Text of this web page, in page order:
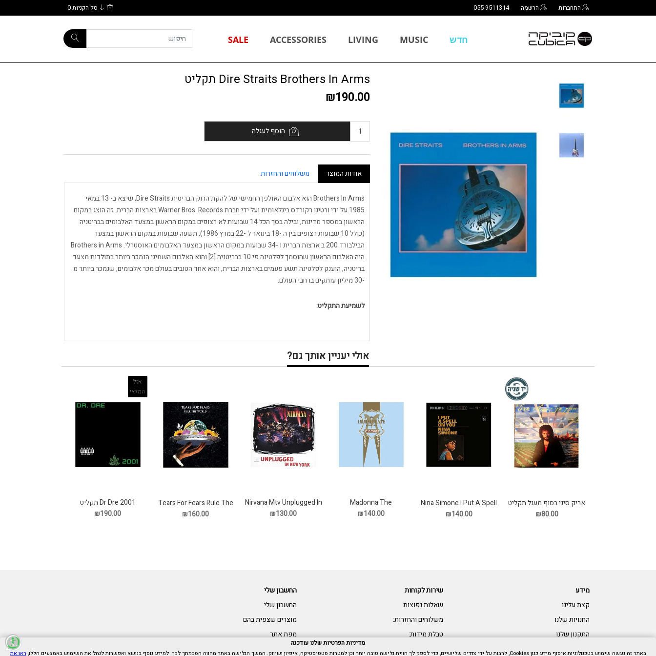
התחברות הרשמה 055-9511314 סל הקניות0
חדש MUSIC
LIVING
ACCESSORIES
SALE
Dire Straits Brothers In Arms תקליט
₪190.00
הוסף לעגלה
אודות המוצר משלוחים והחזרות
Brothers In Arms הוא אלבום האולפן החמישי של להקת הרוק הבריטית Dire Straits, שיצא ב- 13 במאי
1985 על ידי ורטיגו רקורדס בינלאומית ועל ידי חברת Warner Bros. Records בארצות הברית. זה הוצג במקום
הראשון במספר מדינות, ובילה בסך הכל 14 שבועות לא רצופים במקום הראשון במצעד האלבומים בבריטניה
(כולל 10 שבועות רצופים בין ה -18 בינואר ל -22 במרץ 1986), תשעה שבועות במקום הראשון במצעד
הבילבורד 200 ב ארצות הברית ו -34 שבועות במקום הראשון במצעד האלבומים האוסטרלי. Brothers in Arms
היה האלבום הראשון שהוסמך לפלטינה פי 10 בבריטניה [2] והוא האלבום השמיני הנמכר ביותר בתולדות מצעד
בריטניה, הוענק לפלטינה תשע פעמים בארצות הברית, והוא אחד הטובים בעולם מכר אלבומים, שנמכר ביותר מ
-30 מיליון עותקים ברחבי העולם.
לשמיעת התקליט:
אולי יעניין אותך גם?
אריק סיני בסוף מעגל תקליט
₪80.00
Nina Simone I Put A Spell
On You תקליט
₪140.00
Madonna The
Immaculate Collection
תקליט
₪140.00
Nirvana Mtv Unplugged In
New York תקליט
₪130.00
Tears For Fears Rule The
World תקליט
₪160.00
אזל
המלאי
Dr Dre 2001 תקליט
₪190.00
מידע
קצת עלינו
החנויות שלנו
התקנון שלנו
צרו קשר:
שירות לקוחות
שאלות נפוצות
משלוחים והחזרות:
טבלת מידות:
נגישות:
החשבון שלי
החשבון שלי
מוצרים שצפית בהם
מפת אתר
מדיניות הפרטיות שלנו עודכנה
באתר זה נעשה שימוש בטכנולוגיות איסוף מידע כגון Cookies, לרבות על ידי צדדים שלישיים, כדי לספק לך חווית גלישה טובה יותר וכן למטרות סטטיסטיקה, איפיון ושיווק. המשך הגלישה באתר מהווה הסכמתך לכך. למידע נוסף בנושא ואפשרות לנהל את השימוש באמצעים הללו, ראו את